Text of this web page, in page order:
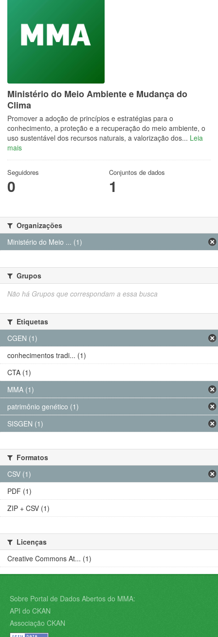
Ministério do Meio Ambiente e Mudança do
Clima
Promover a adoção de princípios e estratégias para o
conhecimento, a proteção e a recuperação do meio ambiente, o
uso sustentável dos recursos naturais, a valorização dos... Leia
mais
Seguidores
0
Conjuntos de dados
1
Organizações
Ministério do Meio ... (1)
Grupos
Não há Grupos que correspondam a essa busca
Etiquetas
CGEN (1)
conhecimentos tradi... (1)
CTA (1)
MMA (1)
patrimônio genético (1)
SISGEN (1)
Formatos
CSV (1)
PDF (1)
ZIP + CSV (1)
Licenças
Creative Commons At... (1)
Sobre Portal de Dados Abertos do MMA:
API do CKAN
Associação CKAN